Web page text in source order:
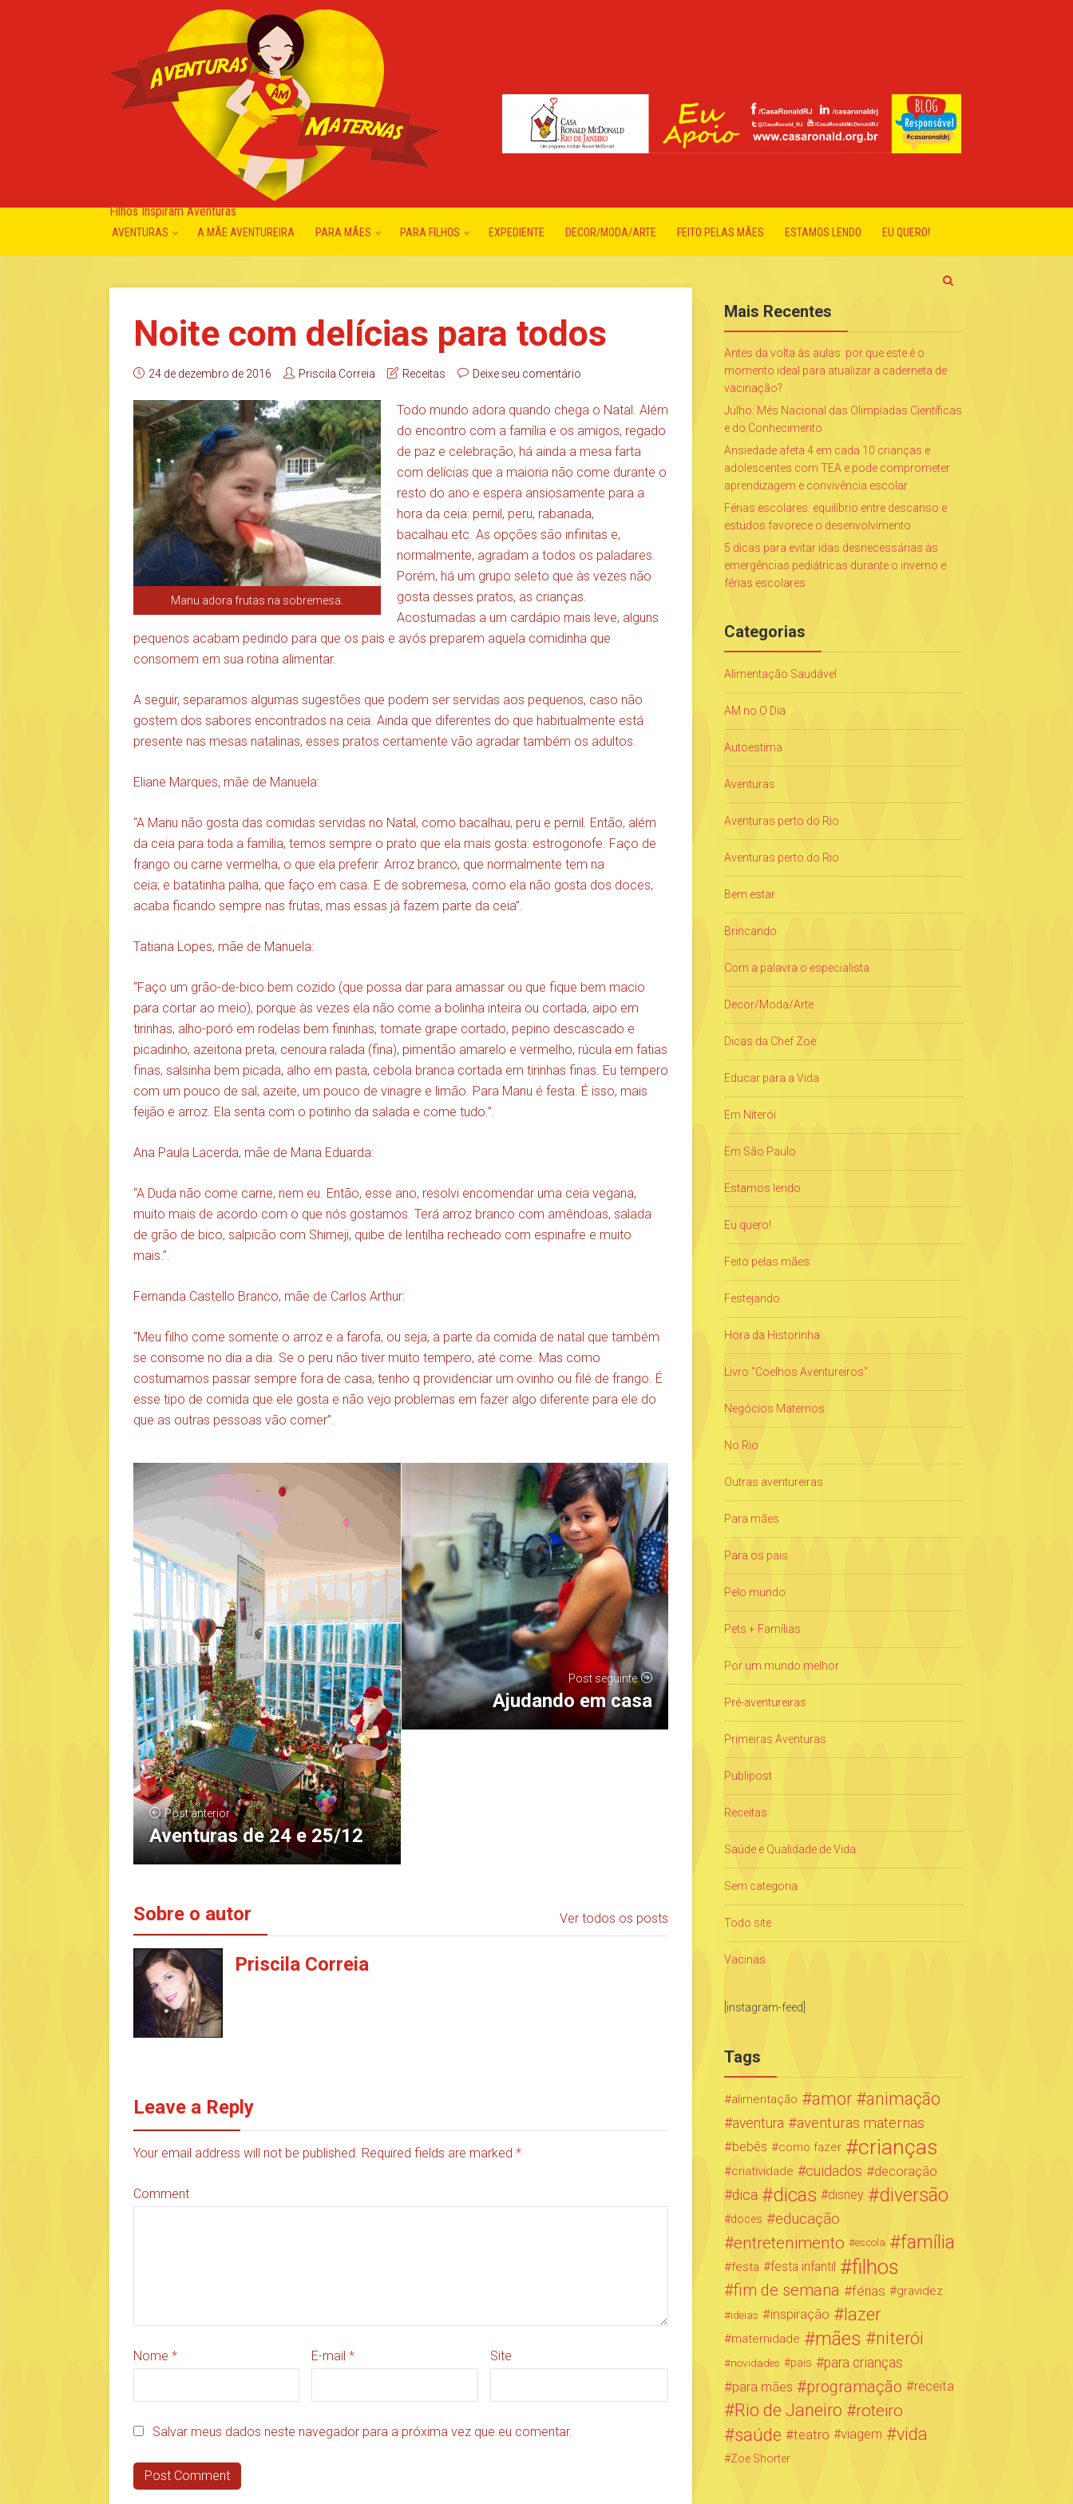
Filhos Inspiram Aventuras
AVENTURAS A MÃE AVENTUREIRA PARA MÃES PARA FILHOS EXPEDIENTE DECOR/MODA/ARTE FEITO PELAS MÃES ESTAMOS LENDO EU QUERO!
Noite com delícias para todos
24 de dezembro de 2016 Priscila Correia Receitas Deixe seu comentário
Manu adora frutas na sobremesa.
Todo mundo adora quando chega o Natal. Além
do encontro com a família e os amigos, regado
de paz e celebração, há ainda a mesa farta
com delícias que a maioria não come durante o
resto do ano e espera ansiosamente para a
hora da ceia: pernil, peru, rabanada,
bacalhau etc. As opções são infinitas e,
normalmente, agradam a todos os paladares.
Porém, há um grupo seleto que às vezes não
gosta desses pratos, as crianças.
Acostumadas a um cardápio mais leve, alguns
pequenos acabam pedindo para que os pais e avós preparem aquela comidinha que
consomem em sua rotina alimentar.
A seguir, separamos algumas sugestões que podem ser servidas aos pequenos, caso não
gostem dos sabores encontrados na ceia. Ainda que diferentes do que habitualmente está
presente nas mesas natalinas, esses pratos certamente vão agradar também os adultos.
Eliane Marques, mãe de Manuela:
“A Manu não gosta das comidas servidas no Natal, como bacalhau, peru e pernil. Então, além
da ceia para toda a família, temos sempre o prato que ela mais gosta: estrogonofe. Faço de
frango ou carne vermelha, o que ela preferir. Arroz branco, que normalmente tem na
ceia; e batatinha palha, que faço em casa. E de sobremesa, como ela não gosta dos doces,
acaba ficando sempre nas frutas, mas essas já fazem parte da ceia”.
Tatiana Lopes, mãe de Manuela:
“Faço um grão-de-bico bem cozido (que possa dar para amassar ou que fique bem macio
para cortar ao meio), porque às vezes ela não come a bolinha inteira ou cortada, aipo em
tirinhas, alho-poró em rodelas bem fininhas, tomate grape cortado, pepino descascado e
picadinho, azeitona preta, cenoura ralada (fina), pimentão amarelo e vermelho, rúcula em fatias
finas, salsinha bem picada, alho em pasta, cebola branca cortada em tirinhas finas. Eu tempero
com um pouco de sal, azeite, um pouco de vinagre e limão. Para Manu é festa. É isso, mais
feijão e arroz. Ela senta com o potinho da salada e come tudo.”.
Ana Paula Lacerda, mãe de Maria Eduarda:
“A Duda não come carne, nem eu. Então, esse ano, resolvi encomendar uma ceia vegana,
muito mais de acordo com o que nós gostamos. Terá arroz branco com amêndoas, salada
de grão de bico, salpicão com Shimeji, quibe de lentilha recheado com espinafre e muito
mais.”.
Fernanda Castello Branco, mãe de Carlos Arthur:
“Meu filho come somente o arroz e a farofa, ou seja, a parte da comida de natal que também
se consome no dia a dia. Se o peru não tiver muito tempero, até come. Mas como
costumamos passar sempre fora de casa, tenho q providenciar um ovinho ou filé de frango. É
esse tipo de comida que ele gosta e não vejo problemas em fazer algo diferente para ele do
que as outras pessoas vão comer”.
Post anterior
Aventuras de 24 e 25/12
Post seguinte
Ajudando em casa
Sobre o autor Ver todos os posts
Priscila Correia
Leave a Reply
Your email address will not be published. Required fields are marked *
Comment
Nome * E-mail* Site
Salvar meus dados neste navegador para a próxima vez que eu comentar.
Mais Recentes
Antes da volta às aulas: por que este é o
momento ideal para atualizar a caderneta de
vacinação?
Julho: Mês Nacional das Olimpíadas Científicas
e do Conhecimento
Ansiedade afeta 4 em cada 10 crianças e
adolescentes com TEA e pode comprometer
aprendizagem e convivência escolar
Férias escolares: equilíbrio entre descanso e
estudos favorece o desenvolvimento
5 dicas para evitar idas desnecessárias às
emergências pediátricas durante o inverno e
férias escolares
Categorias
Alimentação Saudável
AM no O Dia
Autoestima
Aventuras
Aventuras perto do Rio
Aventuras perto do Rio
Bem estar
Brincando
Com a palavra o especialista
Decor/Moda/Arte
Dicas da Chef Zoë
Educar para a Vida
Em Niterói
Em São Paulo
Estamos lendo
Eu quero!
Feito pelas mães
Festejando
Hora da Historinha
Livro "Coelhos Aventureiros"
Negócios Maternos
No Rio
Outras aventureiras
Para mães
Para os pais
Pelo mundo
Pets + Famílias
Por um mundo melhor
Pré-aventureiras
Primeiras Aventuras
Publipost
Receitas
Saúde e Qualidade de Vida
Sem categoria
Todo site
Vacinas
[instagram-feed]
Tags
alimentação amor animação
aventura aventuras maternas
bebês como fazer crianças
criatividade cuidados
decoração
dica
dicas disney diversão
doces educação
entretenimento escola família
festa festa infantil filhos
fim de semana férias gravidez
ideias inspiração lazer
maternidade mães niterói
novidades pais
para crianças
para mães
programação receita
Rio de Janeiro roteiro
saúde teatro viagem vida
Zoe Shorter